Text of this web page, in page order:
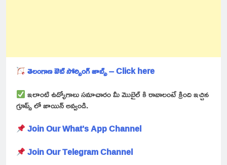
తెలంగాణ ఔట్ సోర్సింగ్ జాబ్స్ – Click here
ఇలాంటి ఉద్యోగాలు సమాచారం మీ మొబైల్ కి రావాలంటే క్రింది ఇచ్చిన
గ్రూప్స్ లో జాయిన్ అవ్వండి.
Join Our What’s App Channel
Join Our Telegram Channel